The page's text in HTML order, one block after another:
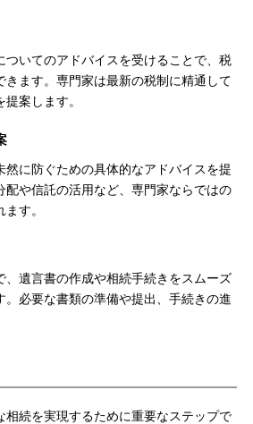
ついてのアドバイスを受けることで、税
きます。専門家は最新の税制に精通して
案します。
然に防ぐための具体的なアドバイスを提
配や信託の活用など、専門家ならではの
す。
、遺言書の作成や相続手続きをスムーズ
。必要な書類の準備や提出、手続きの進
相続を実現するために重要なステップで